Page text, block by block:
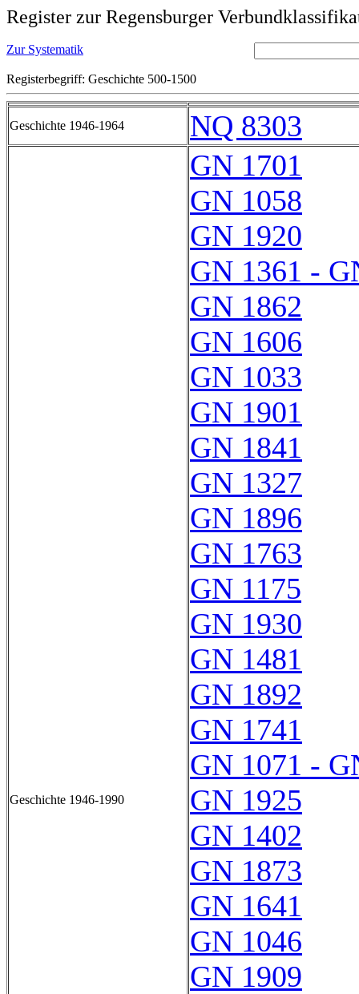
Register zur Regensburger
Zur Systematik
Registerbegriff: Geschichte 500-1500
Geschichte 1946-1964 NQ 8303
Geschichte 1946-1990
GN 1701
GN 1058
GN 1920
GN 1361 -
GN 1862
GN 1606
GN 1033
GN 1901
GN 1841
GN 1327
GN 1896
GN 1763
GN 1175
GN 1930
GN 1481
GN 1892
GN 1741
GN 1071 -
GN 1925
GN 1402
GN 1873
GN 1641
GN 1046
GN 1909